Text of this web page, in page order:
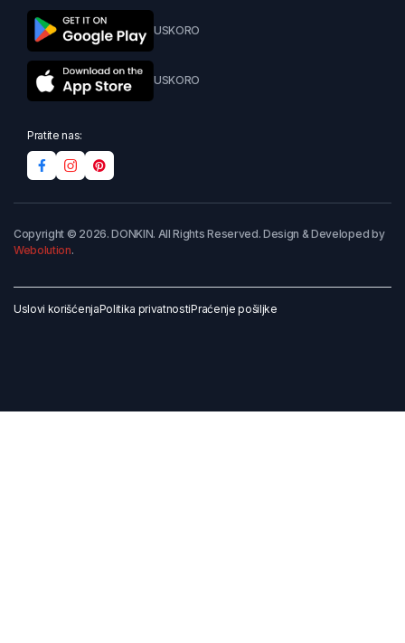
USKORO
USKORO
Pratite nas:
Copyright © 2026. DONKIN. All Rights Reserved. Design & Developed by
Webolution.
Uslovi korišćenjaPolitika privatnostiPraćenje pošiljke